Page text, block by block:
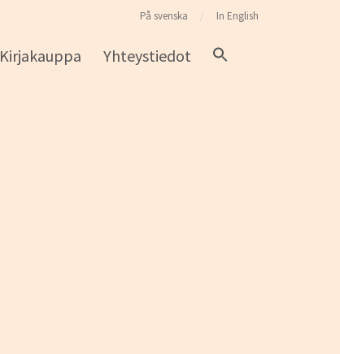
Kirjakauppa Yhteystiedot
På svenska In English